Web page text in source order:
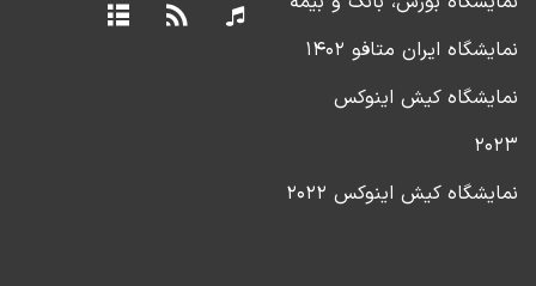
نمایشگاه ایران متافو ۱۴۰۲
نمایشگاه کیش اینوکس
۲۰۲۳
نمایشگاه کیش اینوکس ۲۰۲۲